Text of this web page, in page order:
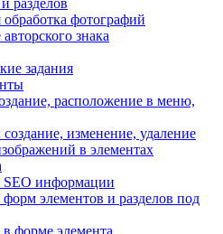
разделов
фотографий
знака
задания
расположение в меню,
изменение, удаление
в элементах
SEO информации
элементов и разделов под
форме элемента